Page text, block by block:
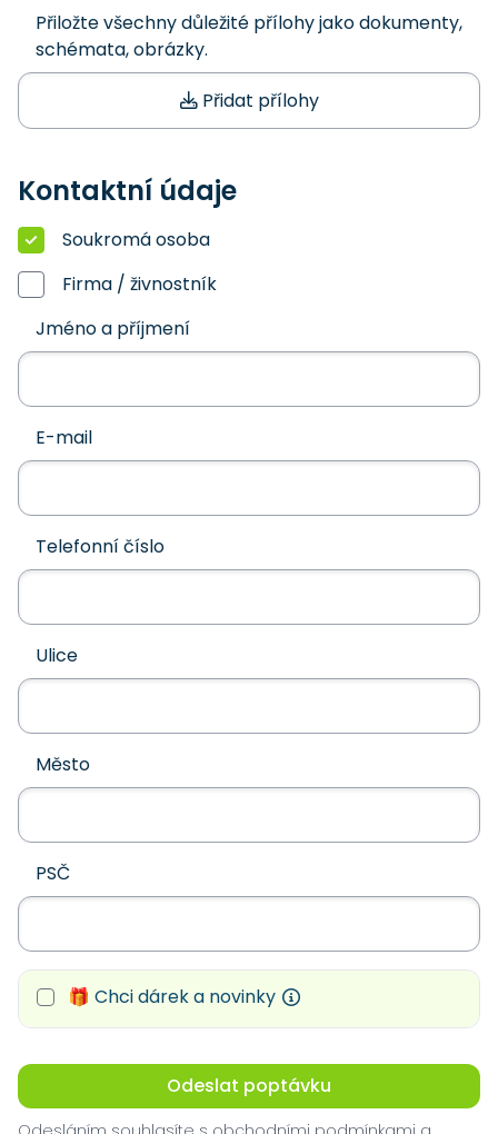
Přiložte všechny důležité přílohy jako dokumenty,
schémata, obrázky.
Přidat přílohy
Kontaktní údaje
Soukromá osoba
Firma / živnostník
Jméno a příjmení
E-mail
Telefonní číslo
Ulice
Město
PSČ
🎁 Chci dárek a novinky
Odeslat poptávku